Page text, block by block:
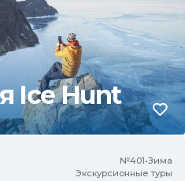
Ice Hunt
№401•Зима
Экскурсионные туры